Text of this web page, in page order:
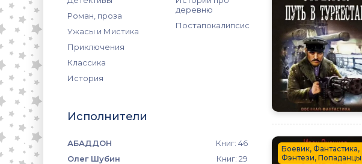
Роман, проза
Ужасы и Мистика
Приключения
Классика
История
деревню
Постапокалипсис
Исполнители
АБАДДОН
Книг: 46
Олег Шубин
Книг: 29
Боевик, Фантастика,
Фэнтези, Попаданцы